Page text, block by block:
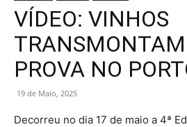
VÍDEO: VINHOS
PROVA NO
19 de Maio, 2025
Decorreu no dia 17 de maio a 4ª